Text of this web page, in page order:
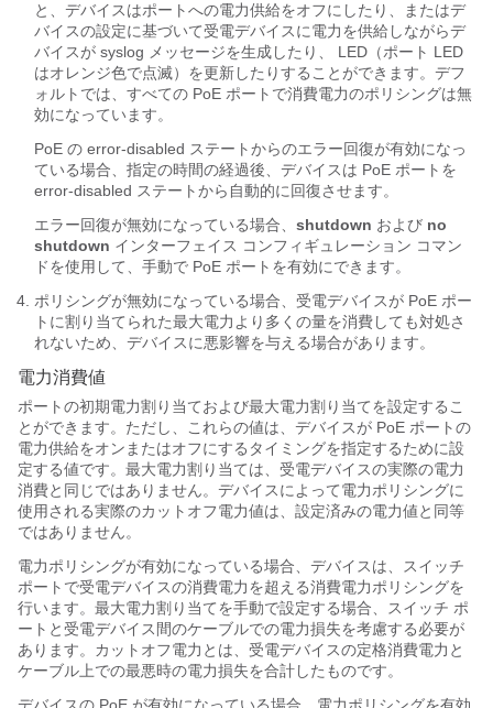
と、デバイスはポートへの電力供給をオフにしたり、またはデ
バイスの設定に基づいて受電デバイスに電力を供給しながらデ
バイスが syslog メッセージを生成したり、 LED（ポート LED
はオレンジ色で点滅）を更新したりすることができます。デフ
ォルトでは、すべての PoE ポートで消費電力のポリシングは無
効になっています。
PoE の error-disabled ステートからのエラー回復が有効になっ
ている場合、指定の時間の経過後、デバイスは PoE ポートを
error-disabled ステートから自動的に回復させます。
エラー回復が無効になっている場合、 shutdown および no
shutdown インターフェイス コンフィギュレーション コマン
ドを使用して、手動で PoE ポートを有効にできます。
ポリシングが無効になっている場合、受電デバイスが PoE ポー
トに割り当てられた最大電力より多くの量を消費しても対処さ
れないため、デバイスに悪影響を与える場合があります。
電力消費値
ポートの初期電力割り当ておよび最大電力割り当てを設定するこ
とができます。ただし、これらの値は、デバイスが PoE ポートの
電力供給をオンまたはオフにするタイミングを指定するために設
定する値です。最大電力割り当ては、受電デバイスの実際の電力
消費と同じではありません。デバイスによって電力ポリシングに
使用される実際のカットオフ電力値は、設定済みの電力値と同等
ではありません。
電力ポリシングが有効になっている場合、デバイスは、スイッチ
ポートで受電デバイスの消費電力を超える消費電力ポリシングを
行います。最大電力割り当てを手動で設定する場合、スイッチ ポ
ートと受電デバイス間のケーブルでの電力損失を考慮する必要が
あります。カットオフ電力とは、受電デバイスの定格消費電力と
ケーブル上での最悪時の電力損失を合計したものです。